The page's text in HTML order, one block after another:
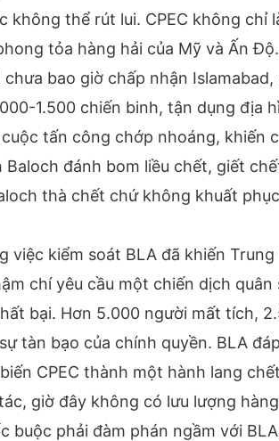
không thể rút lui. CPEC không chỉ
tỏa hàng hải của Mỹ và Ấn
bao giờ chấp nhận
1.500 chiến binh, tận dụng địa
tấn công chớp nhoáng, khiến
đánh bom liều chết, giết
thà chết chứ không khuất
việc kiểm soát BLA đã khiến
chí yêu cầu một chiến dịch
bại. Hơn 5.000 người mất tích,
tàn bạo của chính quyền. BLA
CPEC thành một hành lang
giờ đây không có lưu lượng
buộc phải đàm phán ngầm với